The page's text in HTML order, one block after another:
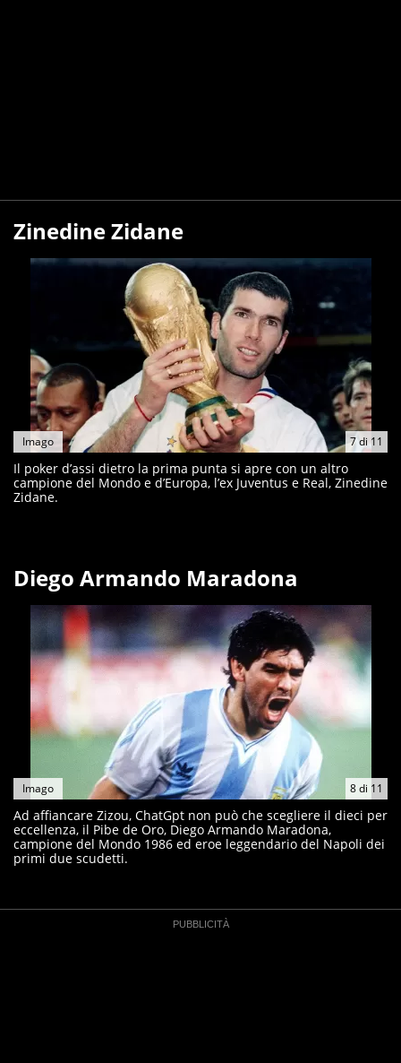
Zinedine Zidane
7di11
Imago
Il poker d’assi dietro la prima punta si apre con un altro
campione del Mondo e d’Europa, l’ex Juventus e Real, Zinedine
Zidane.
Diego Armando Maradona
8di 11
Imago
Ad affiancare Zizou, ChatGpt non può che scegliere il dieci per
eccellenza, il Pibe de Oro, Diego Armando Maradona,
campione del Mondo 1986 ed eroe leggendario del Napoli dei
primi due scudetti.